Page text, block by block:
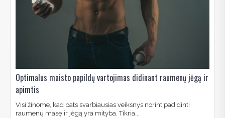
Optimalus maisto papildų vartojimas didinant raumenų jėgą ir
apimtis
Visi žinome, kad pats svarbiausias veiksnys norint padidinti
raumenų masę ir jėgą yra mityba. Tikria...